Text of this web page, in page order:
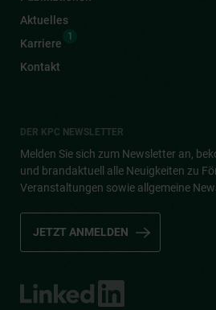
Aktuelles
Karriere
1
Kontakt
DER KPC NEWSLETTER
Melden Sie sich zum Newsletter an,
und brandaktuell alle Neuigkeiten zu
Veranstaltungen sowie allgemeine
JETZT ANMELDEN